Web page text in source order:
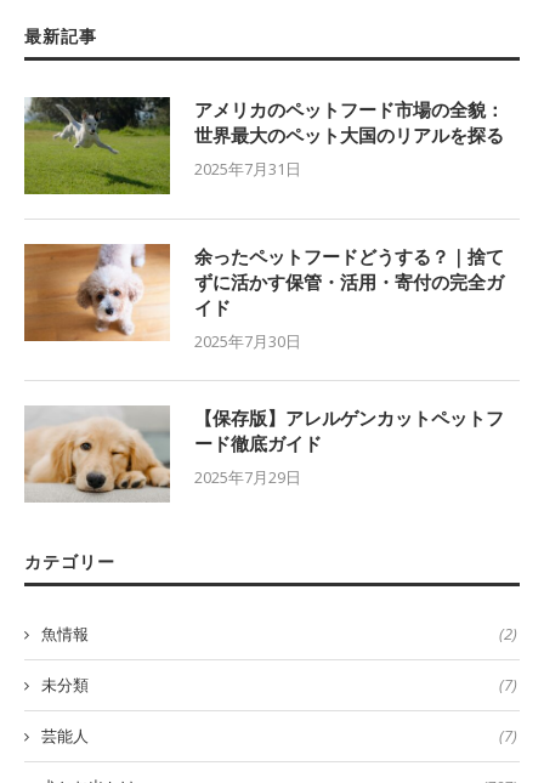
最新記事
アメリカのペットフード市場の全貌：
世界最大のペット大国のリアルを探る
2025年7月31日
余ったペットフードどうする？｜捨て
ずに活かす保管・活用・寄付の完全ガ
イド
2025年7月30日
【保存版】アレルゲンカットペットフ
ード徹底ガイド
2025年7月29日
カテゴリー
魚情報 (2)
未分類 (7)
芸能人 (7)